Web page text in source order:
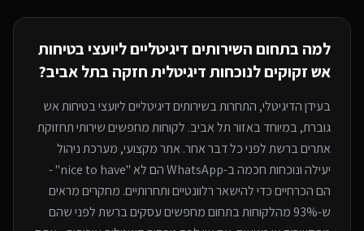
למה בתחום השירותים דיגיטליים ליועצי בטיחות
אשזקוקים לנוכחות דיגיטלית חזקה בתל אביב?
בעידן הדיגיטלי, התחרות בשירותים דיגיטליים ליועצי בטיחות אש
גוברת, במיוחדבאזור תל אביב. לקוחות מחפשים שירותיתחזוקת
אתריםברשת לפני כל דבר אחר. אתר מקצועי, מערכת ניהול
יעילה ונוכחות חכמה ב-WhatsApp הם לא "nice to have" -
הם הכרחיים כדי להישאר רלוונטיים ותחרותיים. מחקרים מראים
ש-93% מהלקוחות בתחום מחפשים עסקים ברשת לפני שהם